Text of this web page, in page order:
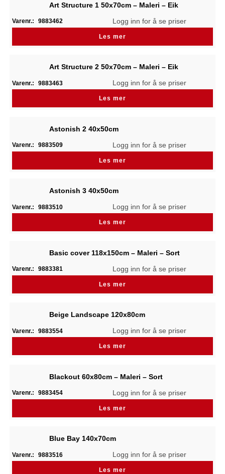
Art Structure 1 50x70cm – Maleri – Eik
Varenr.: 9883462 Logg inn for å se priser
Les mer
Art Structure 2 50x70cm – Maleri – Eik
Varenr.: 9883463 Logg inn for å se priser
Les mer
Astonish 2 40x50cm
Varenr.: 9883509 Logg inn for å se priser
Les mer
Astonish 3 40x50cm
Varenr.: 9883510 Logg inn for å se priser
Les mer
Basic cover 118x150cm – Maleri – Sort
Varenr.: 9883381 Logg inn for å se priser
Les mer
Beige Landscape 120x80cm
Varenr.: 9883554 Logg inn for å se priser
Les mer
Blackout 60x80cm – Maleri – Sort
Varenr.: 9883454 Logg inn for å se priser
Les mer
Blue Bay 140x70cm
Varenr.: 9883516 Logg inn for å se priser
Les mer